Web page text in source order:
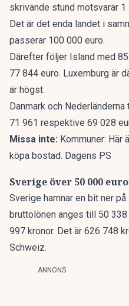
skrivande stund motsvarar
Det är det enda landet i
passerar 100 000 euro.
Därefter följer Island med
77 844 euro. Luxemburg är
är högst.
Danmark och
71 961 respektive 69 028
Missa inte: Kommuner: Här
köpa bostad. Dagens PS
Sverige över 50 000 euro
Sverige hamnar en bit ner
bruttolönen anges till 50
997 kronor. Det är 626 748
Schweiz.
ANNONS